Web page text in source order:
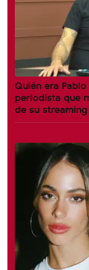
Quién era
periodista que
de su streaming